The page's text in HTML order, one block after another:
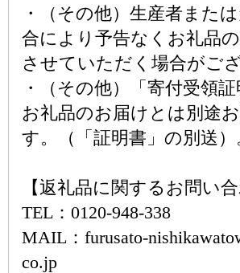
・（その他）生産者また
合により予告なくお礼品
させていただく場合がご
・（その他）「寄付受領証
お礼品のお届けとは別途
す。（「証明書」の別送）
【返礼品に関するお問い合
TEL：0120-948-338
MAIL：furusato-
co.jp